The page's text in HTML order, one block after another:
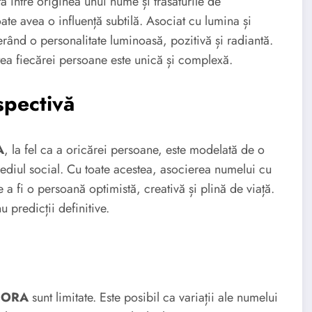
avea o influență subtilă. Asociat cu lumina și
o personalitate luminoasă, pozitivă și radiantă.
fiecărei persoane este unică și complexă.
, la fel ca a oricărei persoane, este modelată de o
social. Cu toate acestea, asocierea numelui cu
fi o persoană optimistă, creativă și plină de viață.
predicții definitive.
sunt limitate. Este posibil ca variații ale numelui